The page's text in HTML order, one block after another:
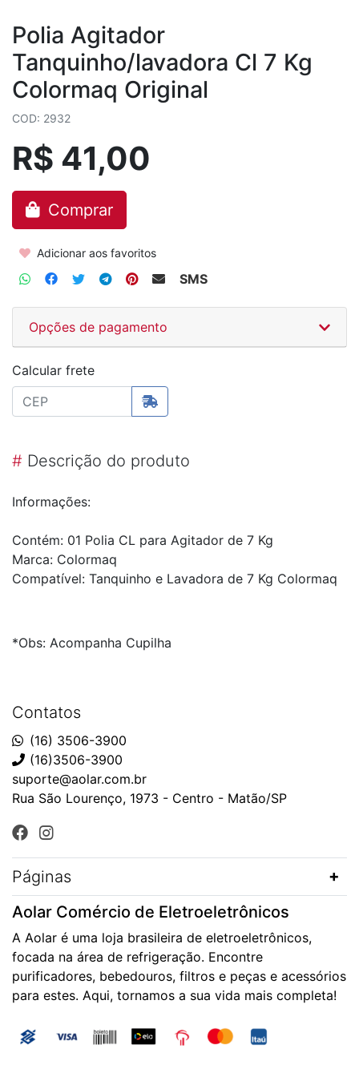
Polia Agitador
Tanquinho/lavadora Cl 7 Kg
Colormaq Original
COD: 2932
R$ 41,00
Comprar
Adicionar aos favoritos
SMS
Opções de pagamento
Calcular frete
# Descrição do produto
Informações:
Contém: 01 Polia CL para Agitador de 7 Kg
Marca: Colormaq
Compatível: Tanquinho e Lavadora de 7 Kg Colormaq
*Obs: Acompanha Cupilha
Contatos
(16) 3506-3900
(16)3506-3900
suporte@aolar.com.br
Rua São Lourenço, 1973 - Centro - Matão/SP
Páginas
Aolar Comércio de Eletroeletrônicos
A Aolar é uma loja brasileira de eletroeletrônicos,
focada na área de refrigeração. Encontre
purificadores, bebedouros, filtros e peças e acessórios
para estes. Aqui, tornamos a sua vida mais completa!